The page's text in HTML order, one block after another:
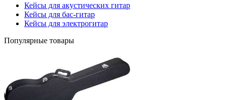
Кейсы для акустических гитар
Кейсы для бас-гитар
Кейсы для электрогитар
Популярные товары